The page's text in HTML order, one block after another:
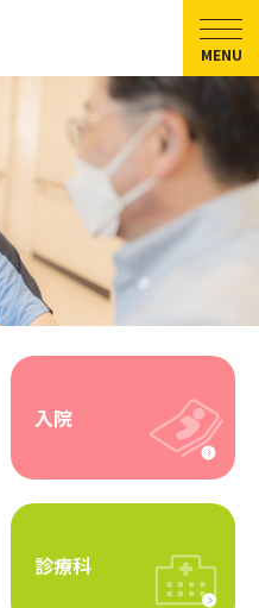
入院
診療科